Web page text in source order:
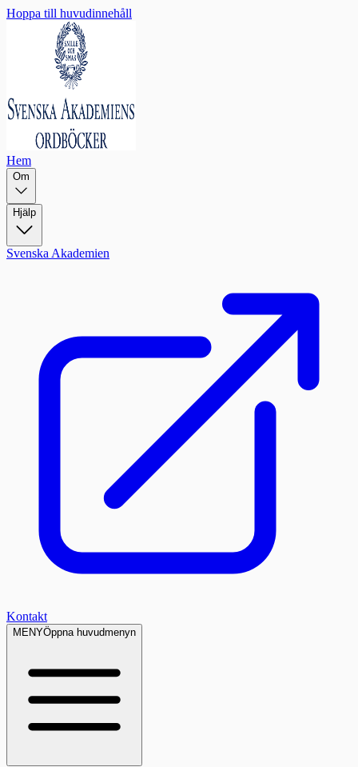
Hoppa till huvudinnehåll
Hem
Om
Hjälp
Svenska Akademien
Kontakt
MENYÖppna huvudmenyn